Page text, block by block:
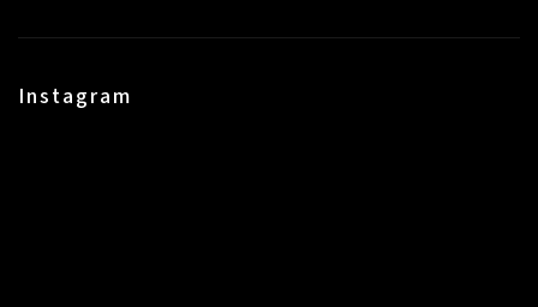
Instagram